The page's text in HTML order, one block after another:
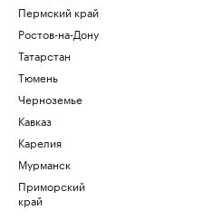
Пермский край
Ростов-на-Дону
Татарстан
Тюмень
Черноземье
Кавказ
Карелия
Мурманск
Приморский
край